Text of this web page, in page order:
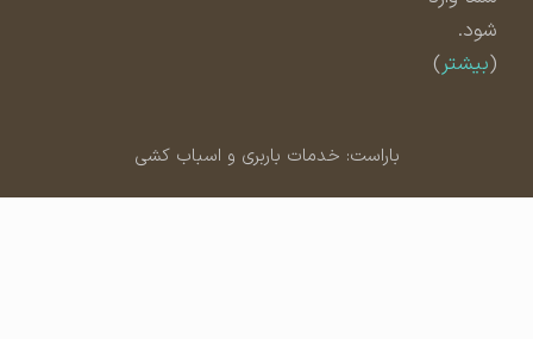
شود.
بیشتر)
باراست: خدمات باربری و اسباب کشی